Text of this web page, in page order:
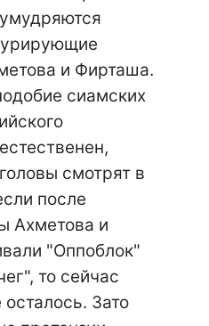
и Фирташа.
сиамских
смотрят в
после
Ахметова и
"Оппоблок"
то сейчас
Зато